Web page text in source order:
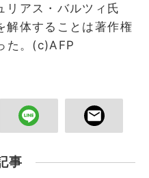
リアス・バルツィ氏
解体することは著作権
た。(c)AFP
事